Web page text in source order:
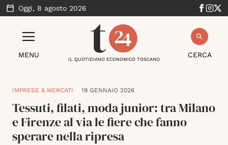
Oggi, 8 agosto 2026
MENU CERCA
IL QUOTIDIANO ECONOMICO TOSCANO
IMPRESE & MERCATI 19 GENNAIO 2026
Tessuti, filati, moda junior: tra Milano
e Firenze al via le fiere che fanno
sperare nella ripresa